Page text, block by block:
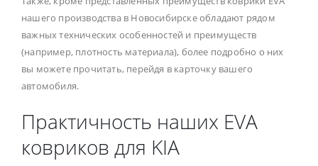
нашего производства в Новосибирске обладают рядом
важных технических особенностей и преимуществ
(например, плотность материала), более подробно о них
вы можете прочитать, перейдя в карточку вашего
автомобиля.
Практичность наших EVA
ковриков для KIA